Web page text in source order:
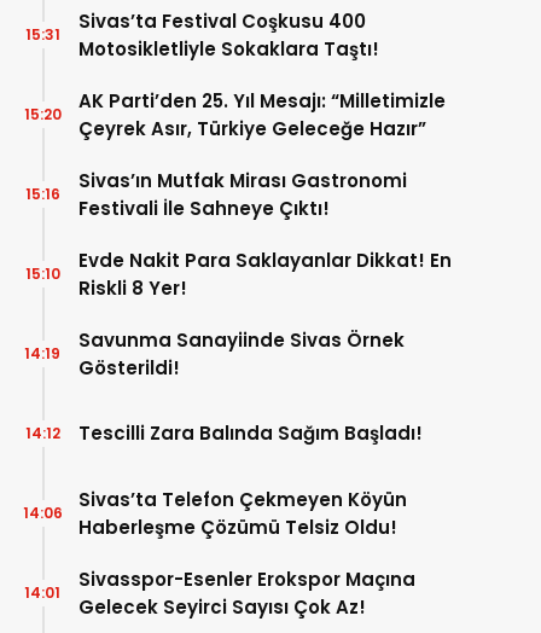
Sivas’ta Festival Coşkusu 400
Motosikletliyle Sokaklara Taştı!
15:31
AK Parti’den 25. Yıl Mesajı: “Milletimizle
Çeyrek Asır, Türkiye Geleceğe Hazır”
15:20
Sivas’ın Mutfak Mirası Gastronomi
Festivali İle Sahneye Çıktı!
15:16
Evde Nakit Para Saklayanlar Dikkat! En
Riskli 8 Yer!
15:10
Savunma Sanayiinde Sivas Örnek
Gösterildi!
14:19
Tescilli Zara Balında Sağım Başladı!
14:12
Sivas’ta Telefon Çekmeyen Köyün
Haberleşme Çözümü Telsiz Oldu!
14:06
Sivasspor-Esenler Erokspor Maçına
Gelecek Seyirci Sayısı Çok Az!
14:01